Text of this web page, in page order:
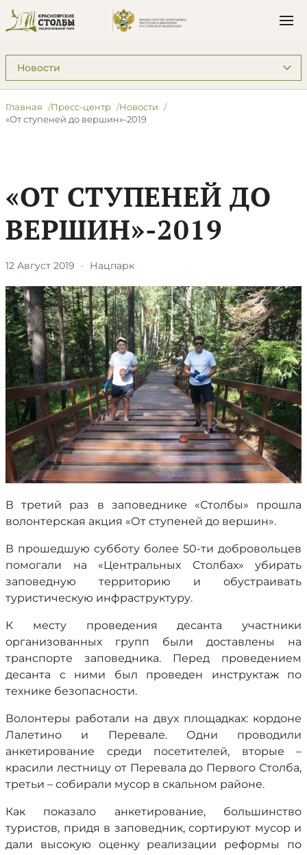
Подразделы: Пресс-центр
Главная Пресс-центр
Новости
​«От ступеней до вершин»-2019
​«ОТ СТУПЕНЕЙ ДО
ВЕРШИН»-2019
12 Август 2019 · Нацпарк
В третий раз в заповеднике «Столбы» прошла
волонтерская акция «От ступеней до вершин».
В прошедшую субботу более 50-ти добровольцев
помогали на «Центральных Столбах» убирать
заповедную территорию и обустраивать
туристическую инфраструктуру.
К месту проведения десанта участники
организованных групп были доставлены на
транспорте заповедника. Перед проведением
десанта с ними был проведен инструктаж по
технике безопасности.
Волонтеры работали на двух площадках: кордоне
Лалетино и Перевале. Одни проводили
анкетирование среди посетителей, вторые –
красили лестницу от Перевала до Первого Столба,
третьи – собирали мусор в скальном районе.
Как показало анкетирование, большинство
туристов, придя в заповедник, сортируют мусор и
дали высокую оценку реализации реформы по